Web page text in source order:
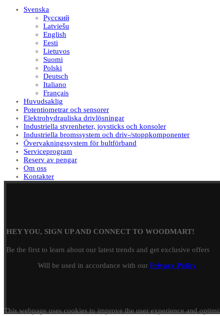
Svenska
Русский
Latviešu
English
Eesti
Lietuvos
Suomi
Polski
Deutsch
Italiano
Français
Huvudsaklig
Potentiometrar och sensorer
Elektrohydrauliska drivlösningar
Industriella styrenheter, joysticks och konsoler
Industriella bromssystem och driv-/stoppkomponenter
Övervakningssystem för bultförband
Serviceprogram
Reserv av pengar
Om oss
Kontakter
HEY YOU, SIGN UP AND CONNECT TO WOODMART!
Be the first to learn about our latest trends and get exclusive offers
Will be used in accordance with our Privacy Policy
This webpage uses cookies to improve the user experience and